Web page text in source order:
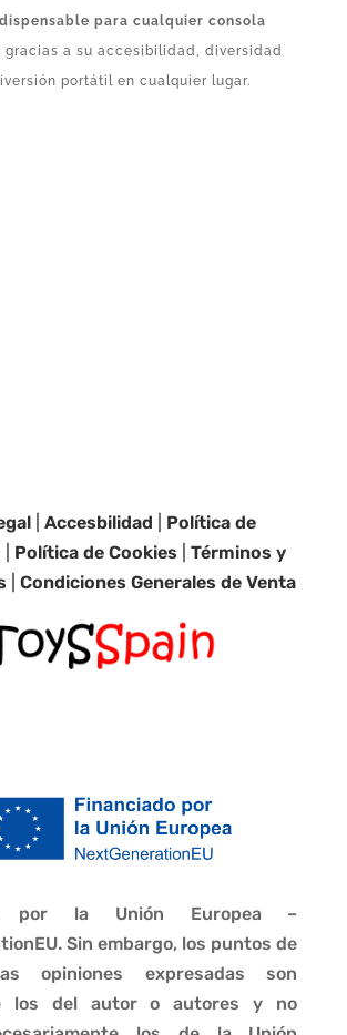
para cualquier consola
gracias a su accesibilidad, diversidad
portátil en cualquier lugar.
|Accesbilidad
Política de
Política de Cookies |Términos y
|Condiciones Generales de Venta
por la Unión Europea –
Sin embargo, los puntos de
opiniones expresadas son
los del autor o autores y no